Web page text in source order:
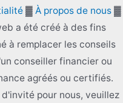
▓ À propos de nous▓
a été créé à des fins
à remplacer les conseils
conseiller financier ou
agréés ou certifiés.
pour nous, veuillez